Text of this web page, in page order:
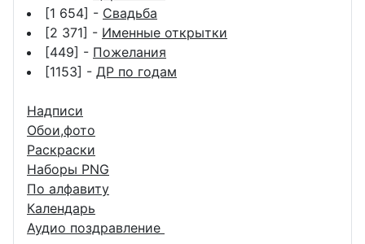
[1 654] - Свадьба
[2 371] - Именные открытки
[449] - Пожелания
[1153] - ДР по годам
Надписи
Обои,фото
Раскраски
Наборы PNG
По алфавиту
Календарь
Аудио поздравление